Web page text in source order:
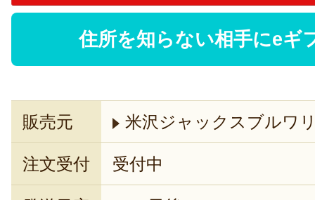
住所を知らない相手にeギ
販売元 米沢ジャックスブルワ
注文受付 受付中